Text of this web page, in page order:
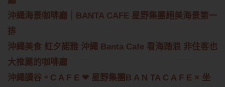
沖繩海景咖啡廳｜BANTA CAFE 星野集團絕美海景第一
排
沖繩美食 虹夕諾雅 沖繩 Banta Cafe 看海踏浪 非住客也
大推薦的咖啡廳
沖繩讀谷。C A F E ❤︎ 星野集團B A N TA C A F E × 坐